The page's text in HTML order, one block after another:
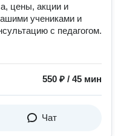
цены, акции и
учениками и
с педагогом.
550 ₽ / 45 мин
Чат